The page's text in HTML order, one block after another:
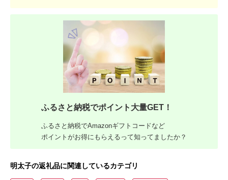
ふるさと納税でポイント大量GET！
ふるさと納税でAmazonギフトコードなど
ポイントがお得にもらえるって知ってましたか？
明太子の返礼品に関連しているカテゴリ